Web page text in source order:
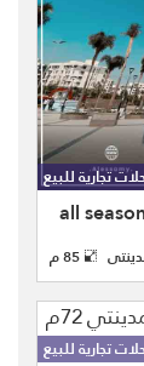
85م2 - بمنـطقة all season park mall -
تجارية للبيع
85 م
تجارية للبيع